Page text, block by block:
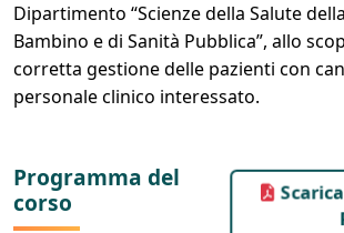
Dipartimento “Scienze della Salute
Bambino e di Sanità Pubblica”, allo
corretta gestione delle pazienti con
personale clinico interessato.
Programma del
corso